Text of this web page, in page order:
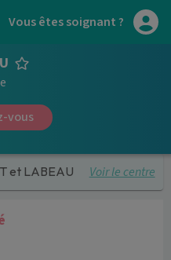
Vous êtes soignant ?
vous
et LABEAU Voir le centre